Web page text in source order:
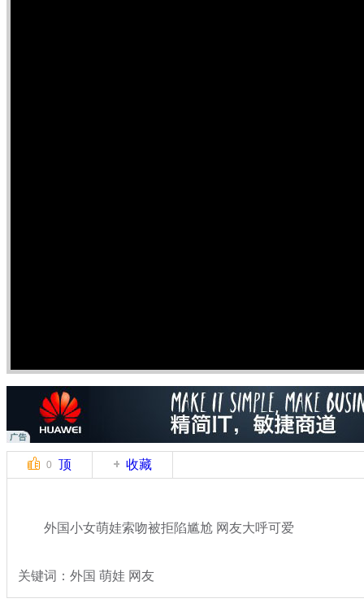
0 顶 收藏
外国小女萌娃索吻被拒陷尴尬 网友大呼可爱
关键词：外国 萌娃 网友